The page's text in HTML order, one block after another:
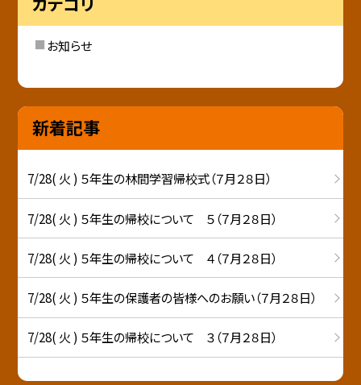
お知らせ
新着記事
7/28( 火 ) ５年生の林間学習帰校式（７月２８日）
7/28( 火 ) ５年生の帰校について ５（７月２８日）
7/28( 火 ) ５年生の帰校について ４（７月２８日）
7/28( 火 ) ５年生の保護者の皆様へのお願い（７月２８日）
7/28( 火 ) ５年生の帰校について ３（７月２８日）